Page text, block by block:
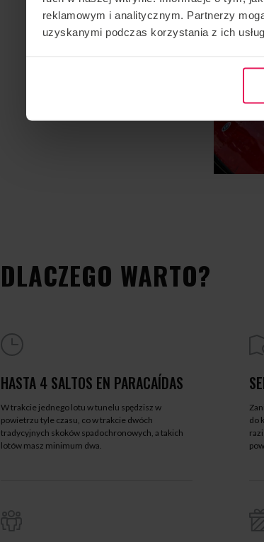
reklamowym i analitycznym. Partnerzy
uzyskanymi podczas korzystania z ich
DLACZEGO WARTO?
HASTA 4 SALTOS EN PARACAÍDAS
W trakcie jednego lotu w tunelu spędzisz w
powietrzu tyle czasu, co w trakcie dwóch
tradycyjnych skoków spadochronowych, a takich
lotów masz minimum dwa.
do